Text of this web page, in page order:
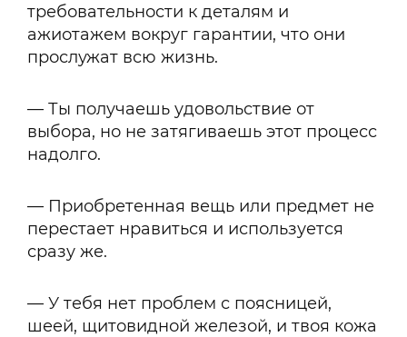
требовательности к деталям и
ажиотажем вокруг гарантии, что они
прослужат всю жизнь.
— Ты получаешь удовольствие от
выбора, но не затягиваешь этот процесс
надолго.
— Приобретенная вещь или предмет не
перестает нравиться и используется
сразу же.
— У тебя нет проблем с поясницей,
шеей, щитовидной железой, и твоя кожа